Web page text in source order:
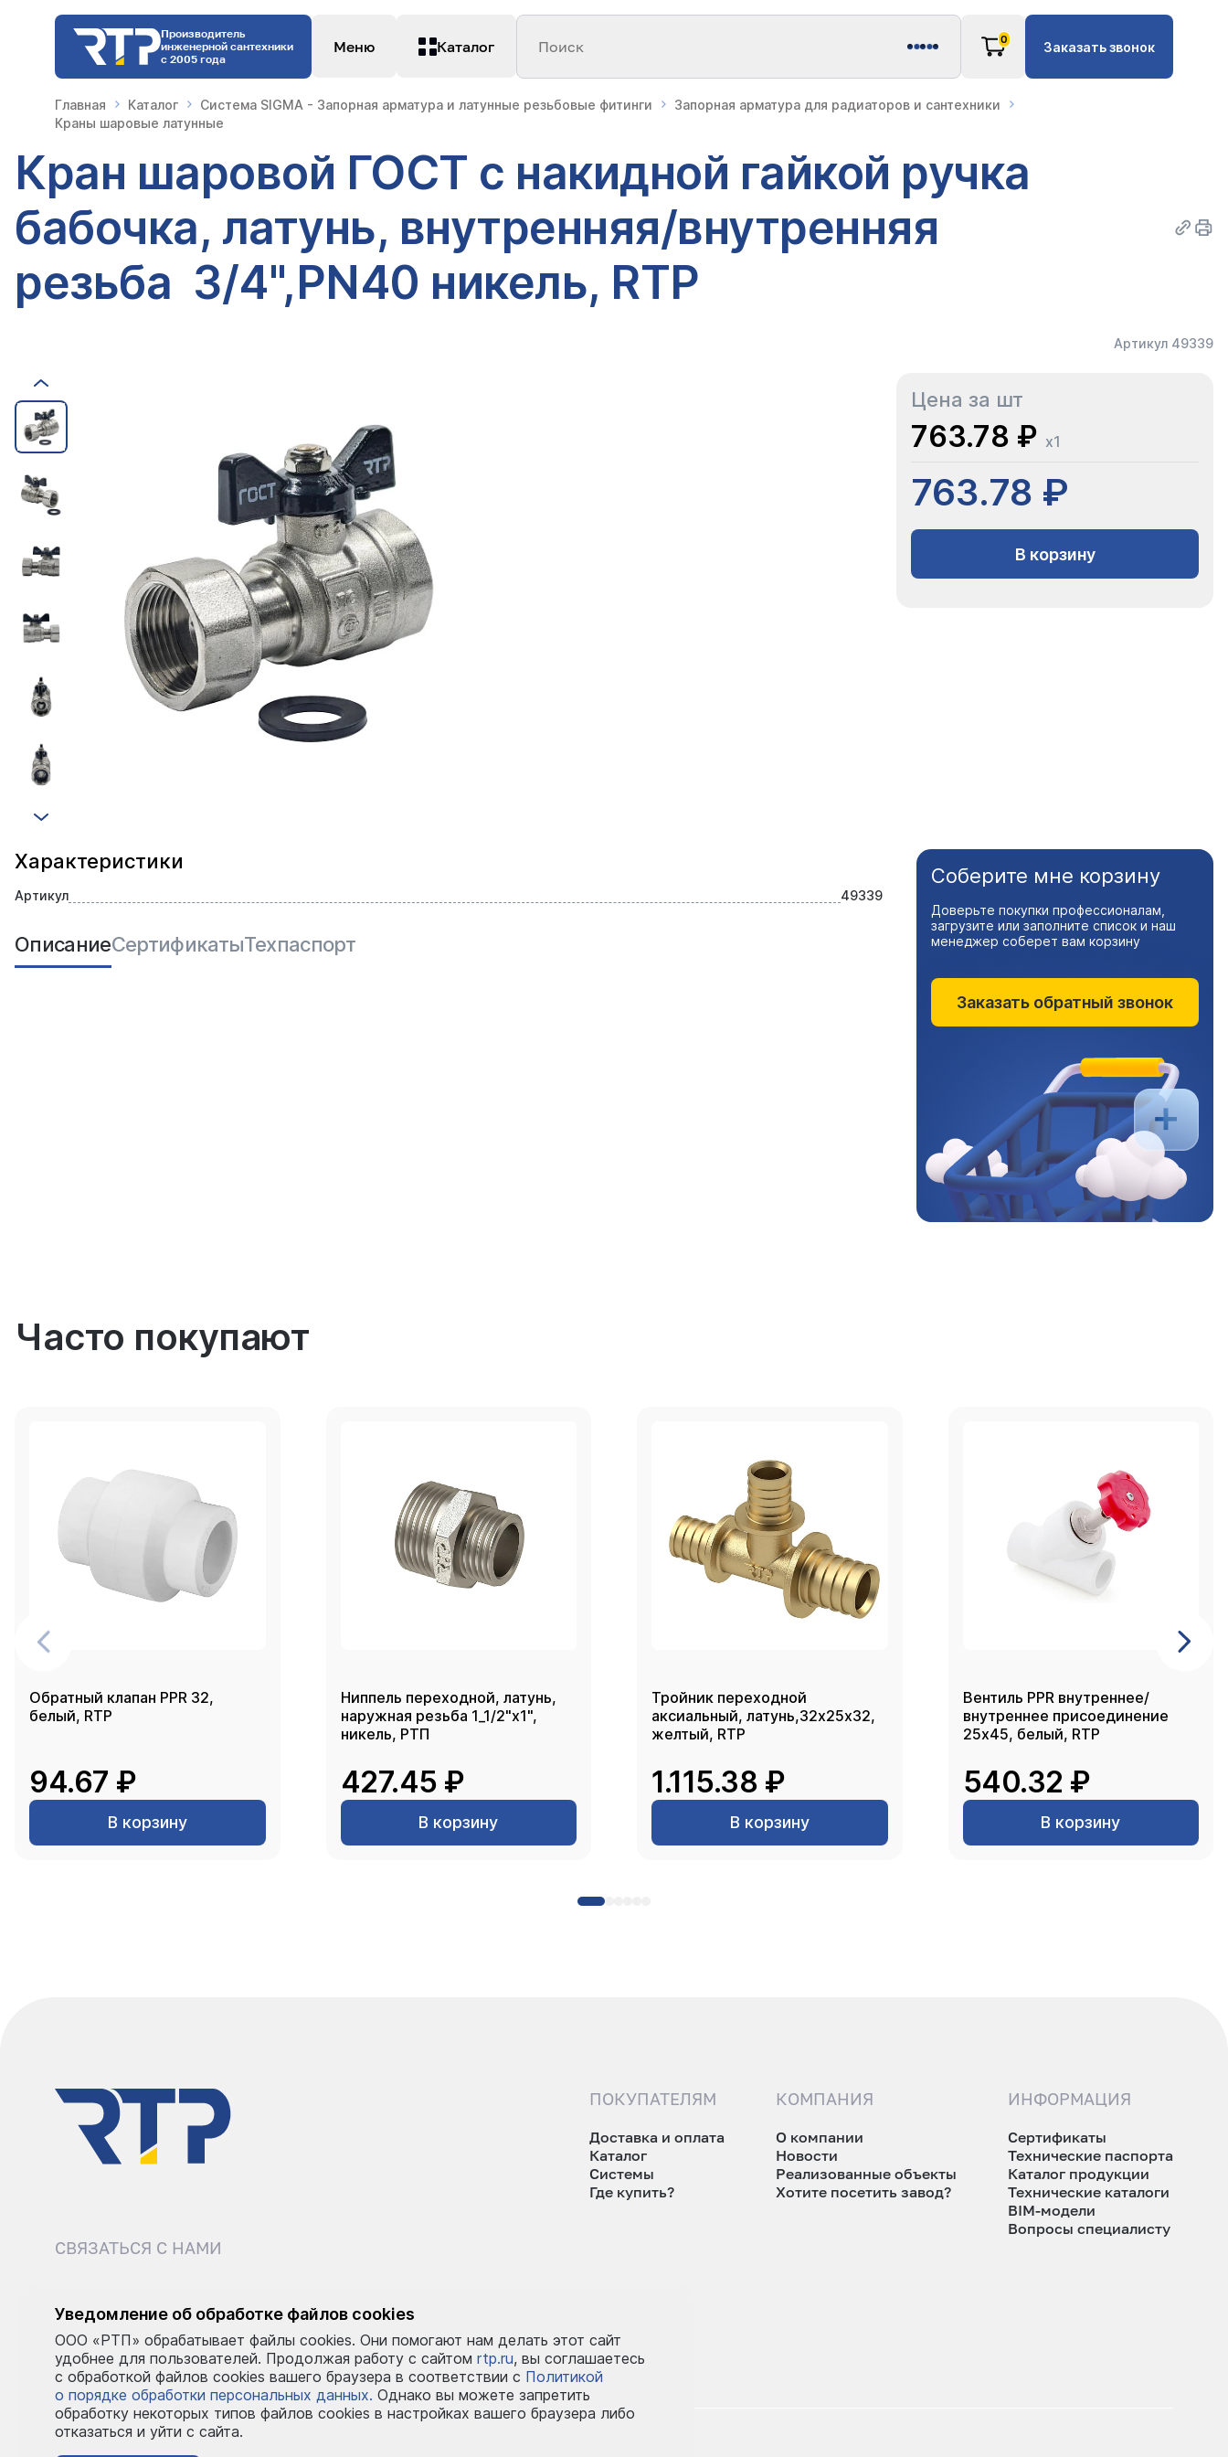
Производитель
инженерной сантехники
с 2005 года
Меню Каталог Поиск 0 Заказать звонок
Главная Каталог Система SIGMA - Запорная арматура и латунные резьбовые фитинги
Запорная арматура для радиаторов и сантехники
Краны шаровые латунные
Кран шаровой ГОСТ с накидной гайкой ручка
бабочка, латунь, внутренняя/внутренняя
резьба 3/4",PN40 никель, RTP
Артикул 49339
Цена за шт
763.78 ₽ x1
763.78 ₽
В корзину
Характеристики
Артикул 49339
ОписаниеСертификатыТехпаспорт
Соберите мне корзину
Доверьте покупки профессионалам,
загрузите или заполните список и наш
менеджер соберет вам корзину
Заказать обратный звонок
Часто покупают
Обратный клапан PPR 32,
белый, RTP
94.67 ₽
В корзину
Ниппель переходной, латунь,
наружная резьба 1_1/2"х1",
никель, РТП
427.45 ₽
В корзину
Тройник переходной
аксиальный, латунь,32х25х32,
желтый, RTP
1.115.38 ₽
В корзину
Вентиль PPR внутреннее/
внутреннее присоединение
25х45, белый, RTP
540.32 ₽
В корзину
ПОКУПАТЕЛЯМ
Доставка и оплата
Каталог
Системы
Где купить?
КОМПАНИЯ
О компании
Новости
Реализованные объекты
Хотите посетить завод?
ИНФОРМАЦИЯ
Сертификаты
Технические паспорта
Каталог продукции
Технические каталоги
BIM-модели
Вопросы специалисту
СВЯЗАТЬСЯ С НАМИ
Пн–Пт: 9:00–18:00
Уведомление об обработке файлов cookies
ООО «РТП» обрабатывает файлы cookies. Они помогают нам делать этот сайт
удобнее для пользователей. Продолжая работу с сайтом rtp.ru, вы соглашаетесь
с обработкой файлов cookies вашего браузера в соответствии с Политикой
о порядке обработки персональных данных. Однако вы можете запретить
обработку некоторых типов файлов cookies в настройках вашего браузера либо
отказаться и уйти с сайта.